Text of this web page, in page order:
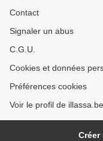
Contact
Signaler un abus
C.G.U.
Cookies et données
Préférences cookies
Voir le profil de